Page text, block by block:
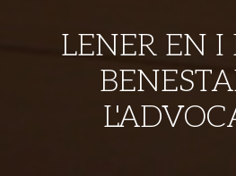
LENER EN I